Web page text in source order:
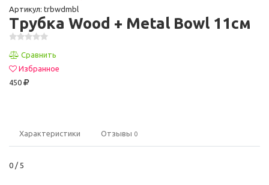
Артикул: trbwdmbl
Трубка Wood + Metal Bowl 11см
Сравнить
Избранное
450
Характеристики Отзывы 0
0 / 5